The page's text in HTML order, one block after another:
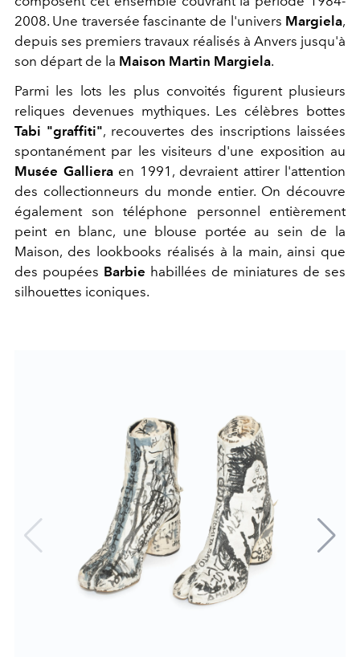
2008. Une traversée fascinante de l'univers Margiela,
depuis ses premiers travaux réalisés à Anvers jusqu'à
son départ de la Maison Martin Margiela.
Parmi les lots les plus convoités figurent plusieurs
reliques devenues mythiques. Les célèbres bottes
Tabi "graffiti", recouvertes des inscriptions laissées
spontanément par les visiteurs d'une exposition au
Musée Gallieraen 1991, devraient attirer l'attention
des collectionneurs du monde entier. On découvre
également son téléphone personnel entièrement
peint en blanc, une blouse portée au sein de la
Maison, des lookbooks réalisés à la main, ainsi que
des poupées Barbie habillées de miniatures de ses
silhouettes iconiques.